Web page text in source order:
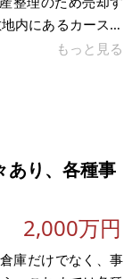
徒歩20分と東武日
造：木造スレート
姿、
もっと見る
あり、各種事
2,000万円
庫だけでなく、事